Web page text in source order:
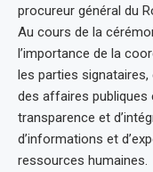
procureur général du
Au cours de la
l’importance de la
les parties
des affaires publiques
transparence et
d’informations et
ressources humaines.